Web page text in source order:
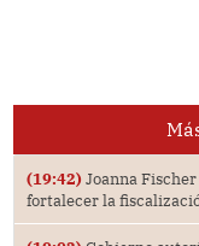
(19:42) Joanna
fortalecer la